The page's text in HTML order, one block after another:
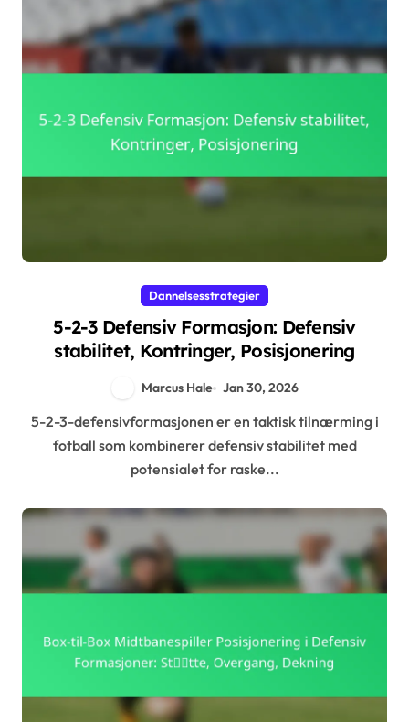
Dannelsesstrategier
5-2-3 Defensiv Formasjon: Defensiv
stabilitet, Kontringer, Posisjonering
Marcus Hale Jan 30, 2026
5-2-3-defensivformasjonen er en taktisk tilnærming i
fotball som kombinerer defensiv stabilitet med
potensialet for raske...